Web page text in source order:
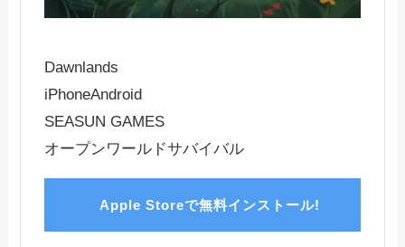
Dawnlands
iPhoneAndroid
SEASUN GAMES
オープンワールドサバイバル
Apple Storeで無料インストール!